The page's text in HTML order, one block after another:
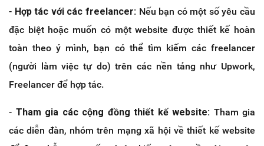
- Hợp tác với các freelancer: Nếu bạn có một số yêu cầu
đặc biệt hoặc muốn có một website được thiết kế hoàn
toàn theo ý mình, bạn có thể tìm kiếm các freelancer
(người làm việc tự do) trên các nền tảng như Upwork,
Freelancer để hợp tác.
- Tham gia các cộng đồng thiết kế website: Tham gia
các diễn đàn, nhóm trên mạng xã hội về thiết kế website